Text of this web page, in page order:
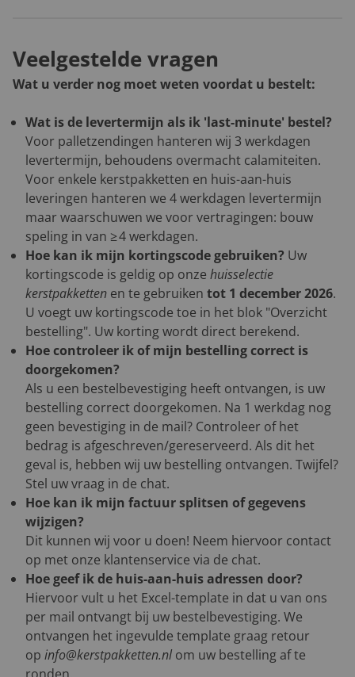
Veelgestelde vragen
Wat u verder nog moet weten voordat u bestelt:
Wat is de levertermijn als ik 'last-minute' bestel?
Voor palletzendingen hanteren wij 3 werkdagen
levertermijn, behoudens overmacht calamiteiten.
Voor enkele kerstpakketten en huis-aan-huis
leveringen hanteren we 4 werkdagen levertermijn
maar waarschuwen we voor vertragingen: bouw
speling in van ≥ 4 werkdagen.
Hoe kan ik mijn kortingscode gebruiken? Uw
kortingscode is geldig op onze huisselectie
kerstpakketten en te gebruiken tot 1 december 2026.
U voegt uw kortingscode toe in het blok "Overzicht
bestelling". Uw korting wordt direct berekend.
Hoe controleer ik of mijn bestelling correct is
doorgekomen?
Als u een bestelbevestiging heeft ontvangen, is uw
bestelling correct doorgekomen. Na 1 werkdag nog
geen bevestiging in de mail? Controleer of het
bedrag is afgeschreven/gereserveerd. Als dit het
geval is, hebben wij uw bestelling ontvangen. Twijfel?
Stel uw vraag in de chat.
Hoe kan ik mijn factuur splitsen of gegevens
wijzigen?
Dit kunnen wij voor u doen! Neem hiervoor contact
op met onze klantenservice via de chat.
Hoe geef ik de huis-aan-huis adressen door?
Hiervoor vult u het Excel-template in dat u van ons
per mail ontvangt bij uw bestelbevestiging. We
ontvangen het ingevulde template graag retour
op info@kerstpakketten.nlom uw bestelling af te